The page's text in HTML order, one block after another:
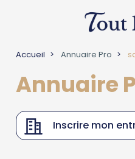
Accueil Annuaire Pro
Annuaire
Inscrire mon